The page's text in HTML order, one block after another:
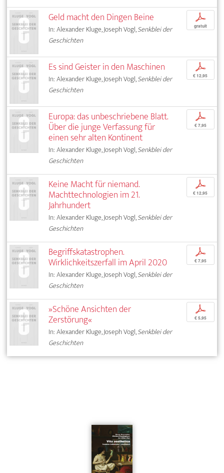
Geld macht den Dingen Beine
In: Alexander Kluge, Joseph Vogl,Senkblei der
Geschichten
p
gratuit
Es sind Geister in den Maschinen
In: Alexander Kluge, Joseph Vogl,Senkblei der
Geschichten
p
€ 12,95
Europa: das unbeschriebene Blatt.
Über die junge Verfassung für
einen sehr alten Kontinent
In: Alexander Kluge, Joseph Vogl,Senkblei der
Geschichten
p
€ 7,95
Keine Macht für niemand.
Machttechnologien im 21.
Jahrhundert
In: Alexander Kluge, Joseph Vogl,Senkblei der
Geschichten
p
€ 12,95
Begriffskatastrophen.
Wirklichkeitszerfall im April 2020
In: Alexander Kluge, Joseph Vogl,Senkblei der
Geschichten
p
€ 7,95
»Schöne Ansichten der
Zerstörung«
In: Alexander Kluge, Joseph Vogl,Senkblei der
Geschichten
p
€ 5,95